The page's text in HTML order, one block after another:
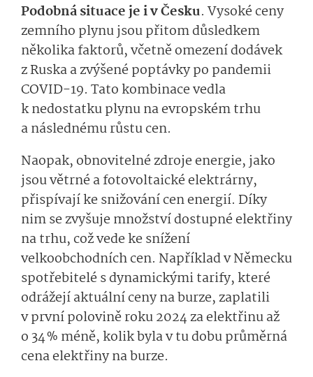
Podobná situace je i v Česku. Vysoké ceny
zemního plynu jsou přitom důsledkem
několika faktorů, včetně omezení dodávek
z Ruska a zvýšené poptávky po pandemii
COVID-19. Tato kombinace vedla
k nedostatku plynu na evropském trhu
a následnému růstu cen.
Naopak, obnovitelné zdroje energie, jako
jsou větrné a fotovoltaické elektrárny,
přispívají ke snižování cen energií. Díky
nim se zvyšuje množství dostupné elektřiny
na trhu, což vede ke snížení
velkoobchodních cen. Například v Německu
spotřebitelé s dynamickými tarify, které
odrážejí aktuální ceny na burze, zaplatili
v první polovině roku 2024 za elektřinu až
o 34 % méně, kolik byla v tu dobu průměrná
cena elektřiny na burze.